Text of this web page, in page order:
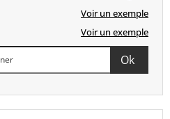
Voir un exemple
Voir un exemple